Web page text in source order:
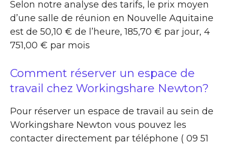
Selon notre analyse des tarifs, le prix moyen
d’une salle de réunion en Nouvelle Aquitaine
est de 50,10 € de l’heure, 185,70 € par jour, 4
751,00 € par mois
Comment réserver un espace de
travail chez Workingshare Newton?
Pour réserver un espace de travail au sein de
Workingshare Newton vous pouvez les
contacter directement par téléphone ( 09 51